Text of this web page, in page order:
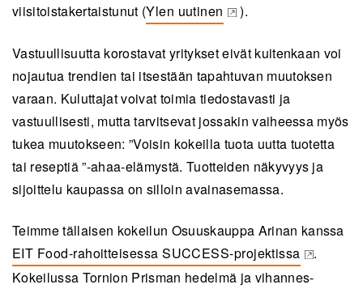
viisitoistakertaistunut (Ylen uutinen
(opens in a new tab)
).
Vastuullisuutta korostavat yritykset eivät kuitenkaan voi
nojautua trendien tai itsestään tapahtuvan muutoksen
varaan. Kuluttajat voivat toimia tiedostavasti ja
vastuullisesti, mutta tarvitsevat jossakin vaiheessa myös
tukea muutokseen: ”Voisin kokeilla tuota uutta tuotetta
tai reseptiä ”-ahaa-elämystä. Tuotteiden näkyvyys ja
sijoittelu kaupassa on silloin avainasemassa.
Teimme tällaisen kokeilun Osuuskauppa Arinan kanssa
EIT Food-rahoitteisessa SUCCESS-projektissa
(opens in a new tab)
.
Kokeilussa Tornion Prisman hedelmä ja vihannes-